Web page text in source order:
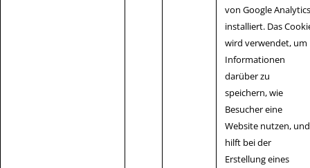
von Google Analytics
installiert. Das
wird verwendet, um
Informationen
darüber zu
speichern, wie
Besucher eine
Website nutzen, und
hilft bei der
Erstellung eines